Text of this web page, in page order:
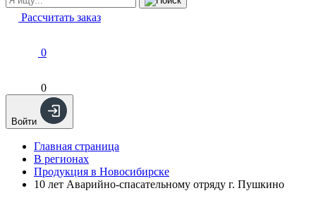
Рассчитать заказ
0
0
Войти
Главная страница
В регионах
Продукция в Новосибирске
10 лет Аварийно-спасательному отряду г. Пушкино